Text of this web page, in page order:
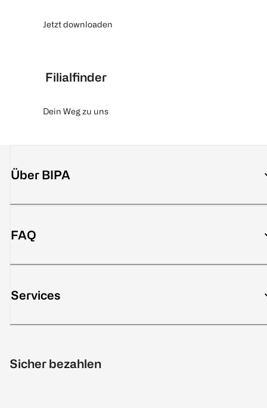
Jetzt downloaden
Filialfinder
Dein Weg zu uns
Über BIPA
FAQ
Services
Sicher bezahlen